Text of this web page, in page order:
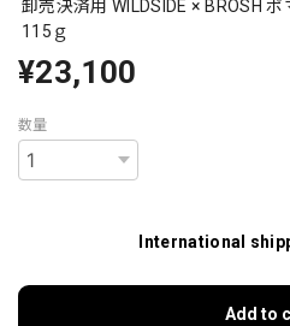
卸売決済用 WILDSIDE × BROSH
115ｇ
¥23,100
数量
International
Add to